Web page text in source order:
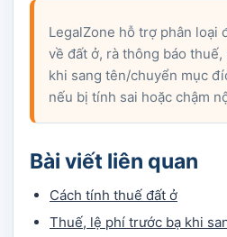
LegalZone hỗ trợ phân loại
về đất ở, rà thông báo
khi sang tên/chuyển mục
nếu bị tính sai hoặc chậm
Bài viết liên quan
Cách tính thuế đất ở
Thuế, lệ phí trước bạ khi